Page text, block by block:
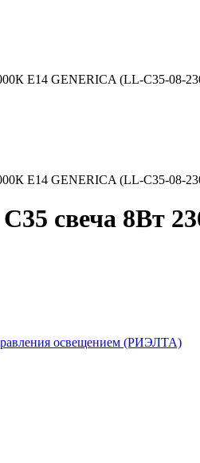
E14 GENERICA (LL-C35-08-
E14 GENERICA (LL-C35-08-
свеча 8Вт
освещением (РИЭЛТА)